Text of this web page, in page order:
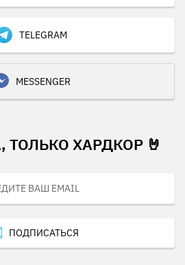
TELEGRAM
MESSENGER
ТОЛЬКО ХАРДКОР 🤘
ПОДПИСАТЬСЯ